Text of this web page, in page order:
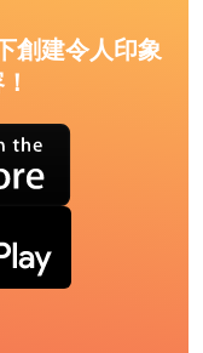
創建令人印象